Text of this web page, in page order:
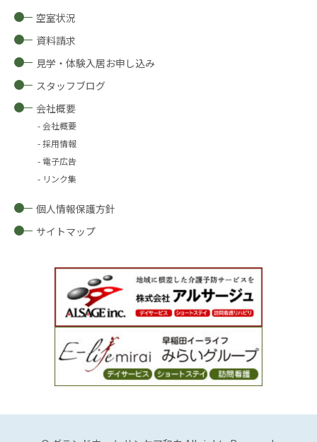
空室状況
資料請求
見学・体験入居お申し込み
スタッフブログ
会社概要
会社概要
採用情報
電子広告
リンク集
個人情報保護方針
サイトマップ